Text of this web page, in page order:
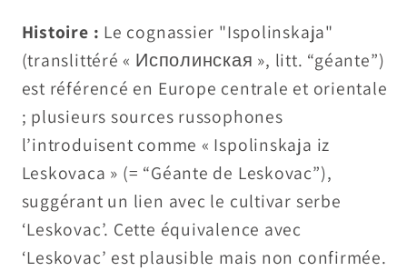
Histoire : Le cognassier "Ispolinskaja"
(translittéré « Исполинская », litt. “géante”)
est référencé en Europe centrale et orientale
; plusieurs sources russophones
l’introduisent comme « Ispolinskaja iz
Leskovaca » (= “Géante de Leskovac”),
suggérant un lien avec le cultivar serbe
‘Leskovac’. Cette équivalence avec
‘Leskovac’ est plausible mais non confirmée.